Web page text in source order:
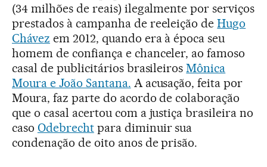
(34 milhões de reais) ilegalmente por serviços
prestados à campanha de reeleição deHugo
Chávez em 2012, quando era à época seu
homem de confiança e chanceler, ao famoso
casal de publicitários brasileirosMônica
Moura e João Santana. A acusação, feita por
Moura, faz parte do acordo de colaboração
que o casal acertou com a justiça brasileira no
caso Odebrechtpara diminuir sua
condenação de oito anos de prisão.